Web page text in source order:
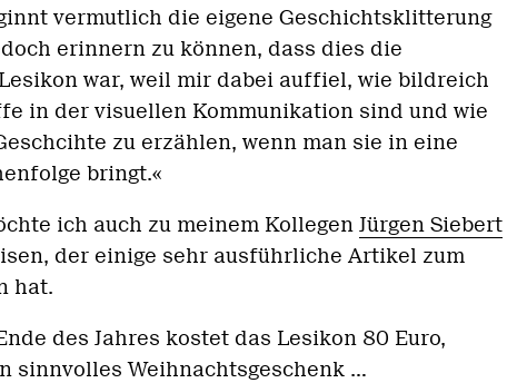
vermutlich die eigene Geschichtsklitterung
erinnern zu können, dass dies die
war, weil mir dabei auffiel, wie bildreich
in der visuellen Kommunikation sind und wie
zu erzählen, wenn man sie in eine
bringt.«
ich auch zu meinem Kollegen Jürgen Siebert
der einige sehr ausführliche Artikel zum
hat.
des Jahres kostet das Lesikon 80 Euro,
sinnvolles Weihnachtsgeschenk ...